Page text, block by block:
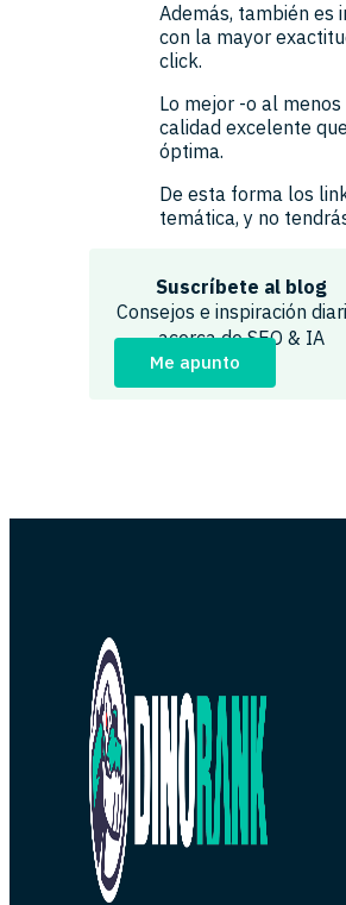
Además, también
con la mayor
click.
Lo mejor -o al
calidad excelente
óptima.
De esta forma los
temática, y no
Suscríbete al blog
Consejos e inspiración
acerca de SEO & IA
Me apunto